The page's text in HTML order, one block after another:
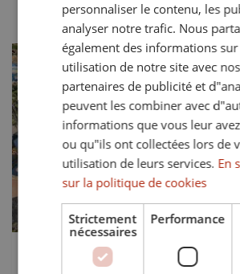
Précédent
2.995.000 €
personnaliser le contenu, les
analyser notre trafic. Nous
également des informations
utilisation de notre site avec nos
partenaires de publicité et
peuvent les combiner avec
informations que vous leur
ou qu"ils ont collectées lors de
utilisation de leurs services. En
sur la politique de cookies
Strictement
nécessaires
Performance